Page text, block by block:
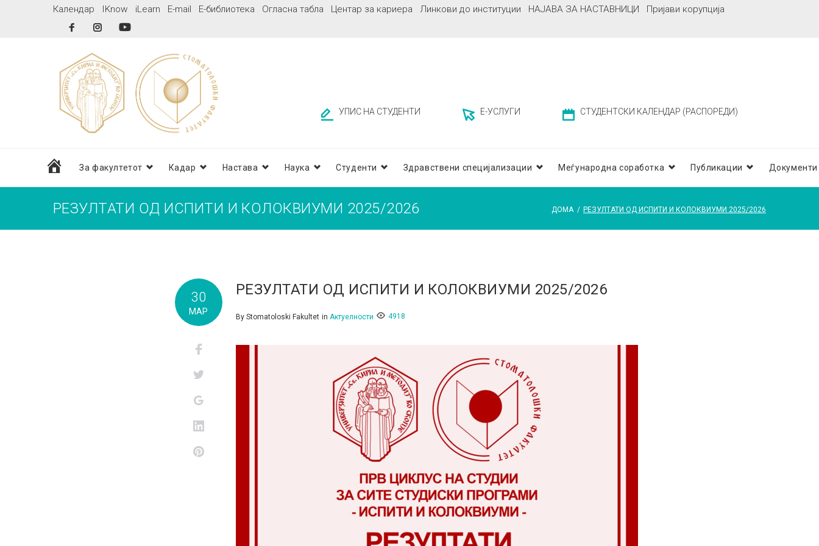
Календар IKnow iLearn E-mail Е-библиотека Огласна табла Центар за кариера Линкови до институции НАЈАВА ЗА НАСТАВНИЦИ Пријави корупција
FacebookInstagram
УПИС НА СТУДЕНТИ Е-УСЛУГИ СТУДЕНТСКИ КАЛЕНДАР (РАСПОРЕДИ)
домаЗа факултетот Кадар Настава Наука Студенти Здравствени специјализации Меѓународна соработка Публикации Документи
РЕЗУЛТАТИ ОД ИСПИТИ И КОЛОКВИУМИ 2025/2026 ДОМА / РЕЗУЛТАТИ ОД ИСПИТИ И КОЛОКВИУМИ 2025/2026
30
МАР
Facebook
Twitter
Google+
Pinterest
РЕЗУЛТАТИ ОД ИСПИТИ И КОЛОКВИУМИ 2025/2026
By Stomatoloski Fakultet in Актуелности 4918